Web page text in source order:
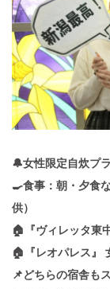
🔔女性限定自炊プ
🍳食事：朝・夕食
供）
🏠『ヴィレッタ東
🏠『レオパレス』
📌どちらの宿舎も